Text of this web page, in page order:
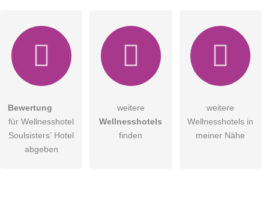
Hiermit akzeptiere ich dieAGB
DieDatenschutzerklärung habe ich zur Kenntnis genommen.
Bewertung
für Wellnesshotel
Soulsisters’ Hotel
abgeben
weitere
Wellnesshotels
finden
weitere
Wellnesshotels in
meiner Nähe